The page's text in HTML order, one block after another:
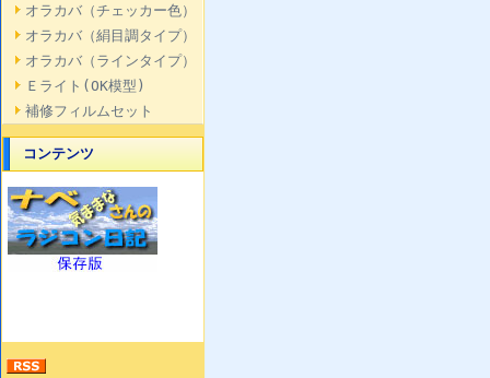
オラカバ（チェッカー色）
オラカバ（絹目調タイプ）
オラカバ（ラインタイプ）
Ｅライト(OK模型)
補修フィルムセット
コンテンツ